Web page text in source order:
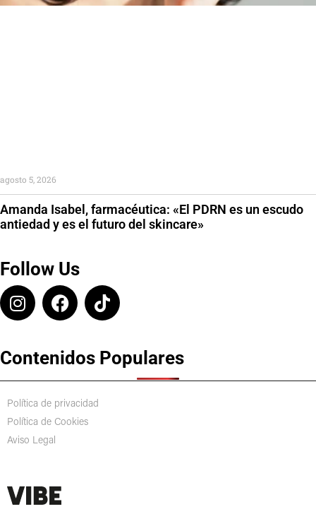
Amanda Isabel, farmacéutica: «El PDRN es un escudo
antiedad y es el futuro del skincare»
agosto 5, 2026
Follow Us
Contenidos Populares
Política de privacidad
Política de Cookies
Aviso Legal